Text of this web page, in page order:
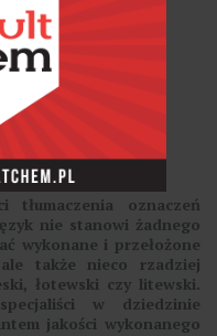
tłumaczenia oznaczeń
nie stanowi żadnego
wykonane i przełożone
także nieco rzadziej
łotewski czy litewski.
w dziedzinie
jakości wykonanego